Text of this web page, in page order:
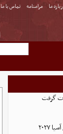
ما مرامنامه تماس با ما
گرفت